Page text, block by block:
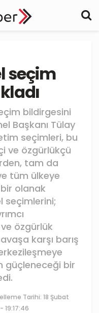
seçim
bildirgesini
Başkanı Tülay
seçimleri, bu
ve özgürlükçü
tam da
tüm ülkeye
olanak
seçimlerini;
özgürlük
karşı barış
güçleneceği bir
Tarihi: 18 Şubat
19:17:46